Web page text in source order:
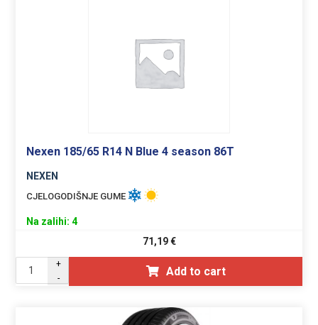
Nexen 185/65 R14 N Blue 4 season 86T
NEXEN
CJELOGODIŠNJE GUME
Na zalihi: 4
71,19€
+
-
Add to cart